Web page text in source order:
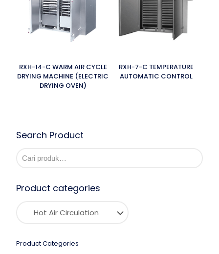
RXH-14-C WARM AIR CYCLE
DRYING MACHINE (ELECTRIC
DRYING OVEN)
RXH-7-C TEMPERATURE
AUTOMATIC CONTROL
Search Product
Product categories
Product Categories